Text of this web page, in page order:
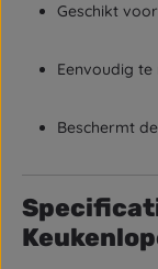
Geschikt
Eenvoudig te
Beschermt